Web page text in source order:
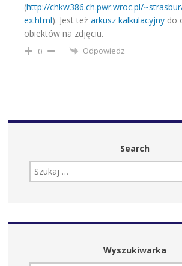
(http://chkw386.ch.pwr.wroc.pl/
ex.html). Jest też arkusz kalkulacyjnydo
obiektów na zdjęciu.
0 Odpowiedz
Search
SZUKAJ:
Wyszukiwarka